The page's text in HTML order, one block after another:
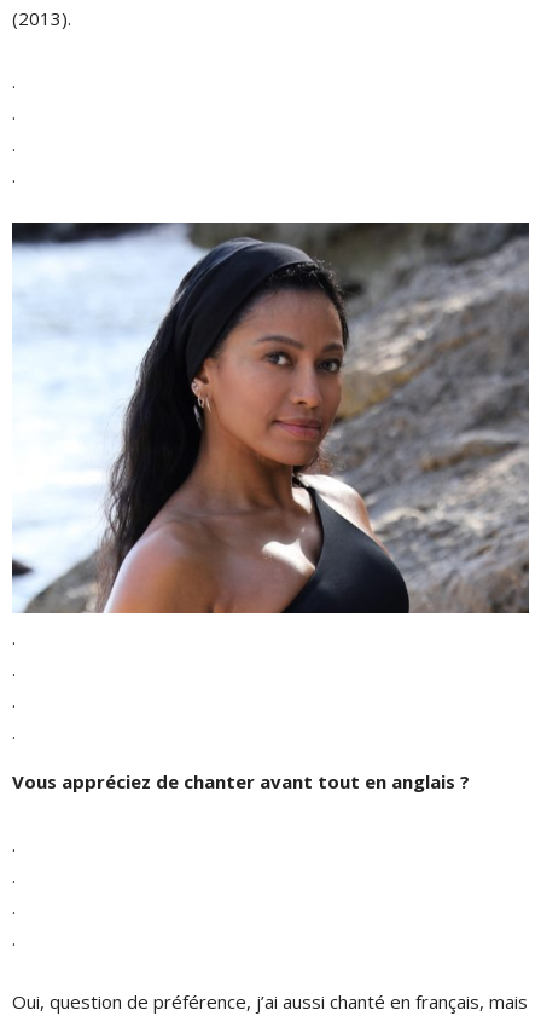
(2013).
.
.
.
.
.
.
.
.
Vous appréciez de chanter avant tout en anglais ?
.
.
.
.
Oui, question de préférence, j’ai aussi chanté en français, mais